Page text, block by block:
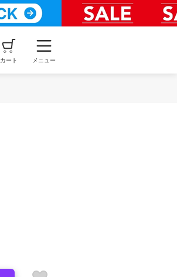
カート メニュー